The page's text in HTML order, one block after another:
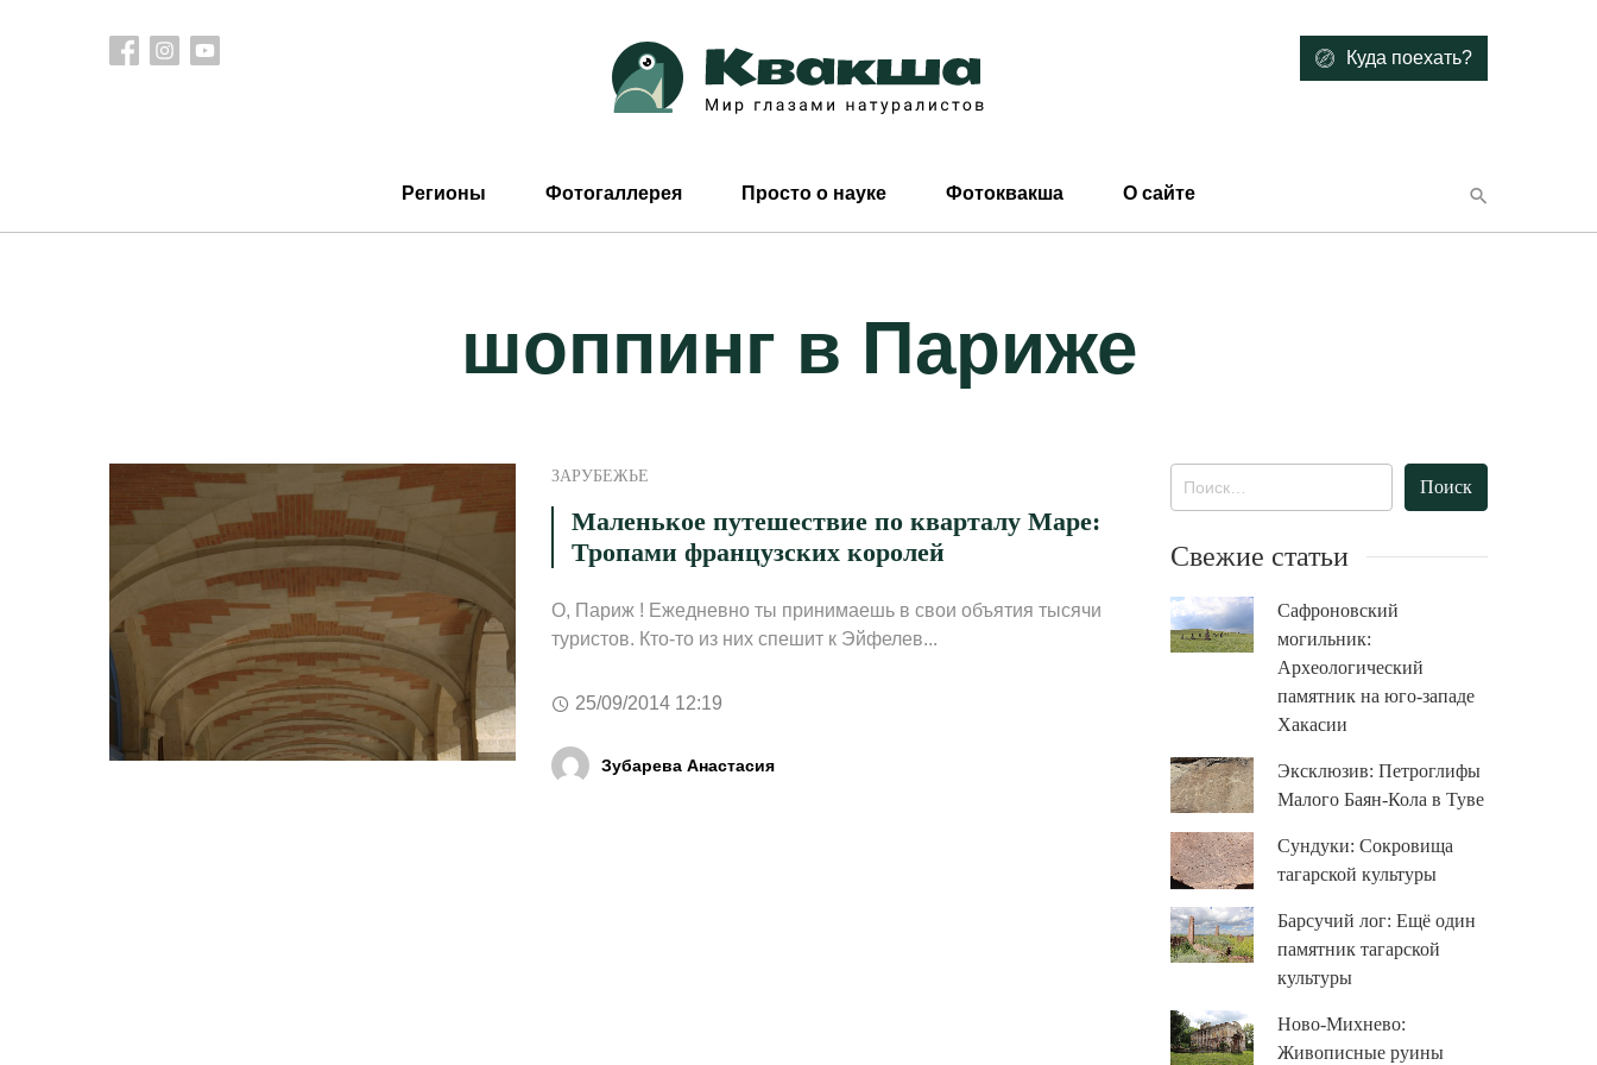
Куда поехать?
Регионы Фотогаллерея Просто о науке Фотоквакша О сайте
шоппинг в Париже
ЗАРУБЕЖЬЕ
Маленькое путешествие по кварталу Маре:
Тропами французских королей
О, Париж ! Ежедневно ты принимаешь в свои объятия тысячи
туристов. Кто-то из них спешит к Эйфелев...
25/09/2014 12:19
Зубарева Анастасия
Свежие статьи
Сафроновский
могильник:
Археологический
памятник на юго-западе
Хакасии
Эксклюзив: Петроглифы
Малого Баян-Кола в Туве
Сундуки: Сокровища
тагарской культуры
Барсучий лог: Ещё один
памятник тагарской
культуры
Ново-Михнево:
Живописные руины